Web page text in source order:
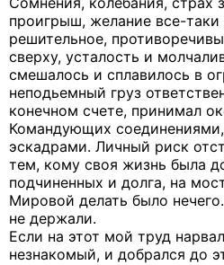
проигрыш, желание все-таки
решительное,
сверху, усталость и
смешалось и сплавилось в
неподьемный груз
конечном счете, принимал
Командующих
эскадрами. Личный риск
тем, кому своя жизнь была
подчиненных и долга, на
Мировой делать было
не держали.
Если на этот мой труд
незнакомый, и добрался до